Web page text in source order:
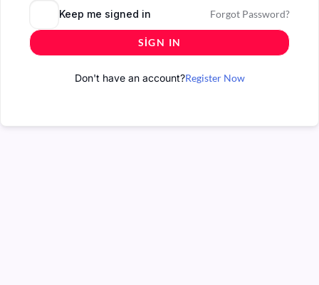
Keep me signed in Forgot Password?
SIGN IN
Don't have an account?Register Now